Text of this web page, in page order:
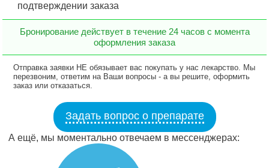
подтверждении заказа
Бронирование действует в течение 24 часов с момента
оформления заказа
Отправка заявки НЕ обязывает вас покупать у нас лекарство. Мы
перезвоним, ответим на Ваши вопросы - а вы решите, оформить
заказ или отказаться.
Задать вопрос о препарате
А ещё, мы моментально отвечаем в мессенджерах: